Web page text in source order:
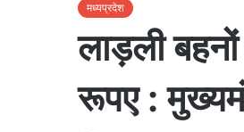
मध्यप्रदेश
लाड़ली
रूपए :